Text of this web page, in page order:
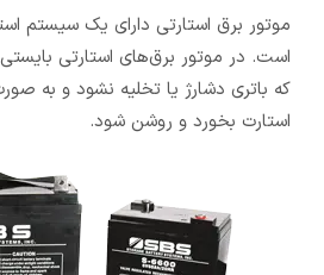
موتور برق استارتی دارای یک سیستم
است. در موتور برق‌های استارتی
که باتری دشارژ یا تخلیه نشود و به
استارت بخورد و روشن شود.